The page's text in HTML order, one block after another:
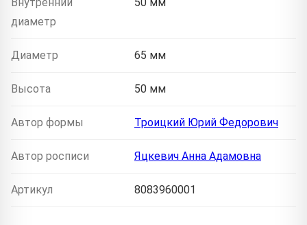
диаметр
Диаметр 65 мм
Высота 50 мм
Автор формы Троицкий Юрий Федорович
Автор росписи Яцкевич Анна Адамовна
Артикул 8083960001